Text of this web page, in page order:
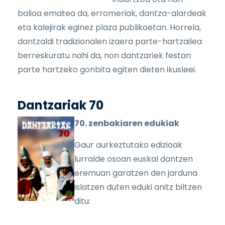
balioa ematea da, erromeriak, dantza-alardeak
eta kalejirak eginez plaza publikoetan. Horrela,
dantzaldi tradizionalen izaera parte-hartzailea
berreskuratu nahi da, non dantzariek festan
parte hartzeko gonbita egiten dieten ikusleei.
Dantzariak 70
70. zenbakiaren edukiak
Gaur aurkeztutako edizioak
lurralde osoan euskal dantzen
eremuan garatzen den jarduna
islatzen duten eduki anitz biltzen
ditu: